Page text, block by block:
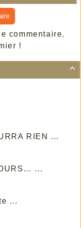

RIEN ...
...
...
commentaire.
!